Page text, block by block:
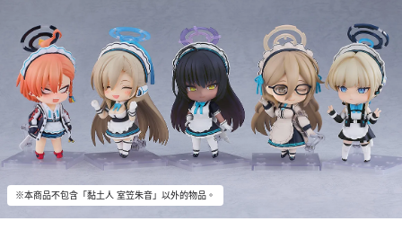
※本商品不包含「黏土人 室笠朱音」以外的物品。